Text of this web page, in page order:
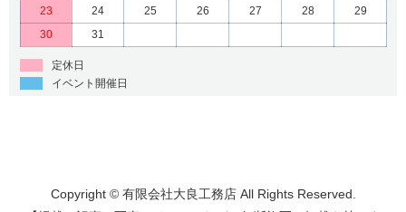
23
24 25 26 27 28
29
30
31
定休日
イベント開催日
Copyright © 有限会社大良工務店 All Rights Reserved.